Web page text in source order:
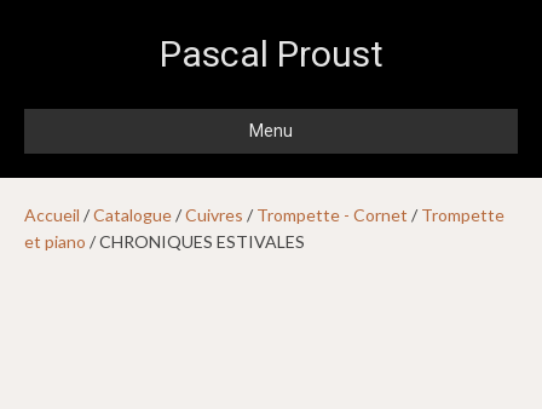
Pascal Proust
Menu
Accueil /Catalogue/Cuivres / Trompette - Cornet / Trompette
et piano / CHRONIQUES ESTIVALES